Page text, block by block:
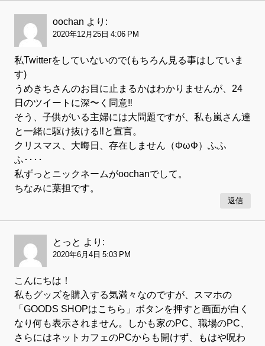
oochan より:
2020年12月25日 4:06 PM
私Twitterをしていないので(もちろん見る事はしていま
す)
うめきちさんのお目に止まるかはわかりませんが、24
日のツイートに深〜く同意‼︎
そう、子供がいる主婦には大問題ですが、私も嵐さん達
と一緒に駆け抜ける‼︎と宣言。
クリスマス、大晦日、存在しません（ΦωΦ）ふふ
ふ････
私ずっとニックネームがoochanでして。
ちなみに葉担です。
返信
とっと より:
2020年6月4日 5:03 PM
こんにちは！
私もグッズを購入する気満々なのですが、スマホの
「GOODS SHOPはこちら」ボタンを押すと画面が白く
なり何も表示されません。しかも家のPC、職場のPC、
さらにはネットカフェのPCからも開けず、もはや呪わ